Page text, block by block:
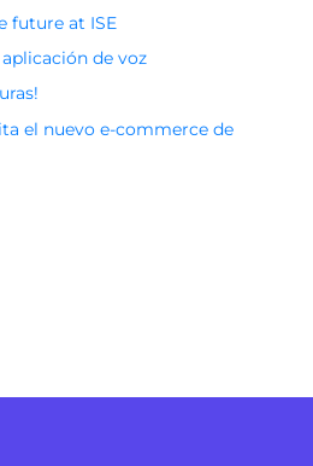
future at ISE
de voz
el nuevo e-commerce de